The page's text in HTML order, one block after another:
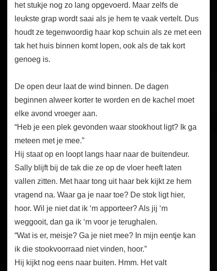
het stukje nog zo lang opgevoerd. Maar zelfs de
leukste grap wordt saai als je hem te vaak vertelt. Dus
houdt ze tegenwoordig haar kop schuin als ze met een
tak het huis binnen komt lopen, ook als de tak kort
genoeg is.
De open deur laat de wind binnen. De dagen
beginnen alweer korter te worden en de kachel moet
elke avond vroeger aan.
“Heb je een plek gevonden waar stookhout ligt? Ik ga
meteen met je mee.”
Hij staat op en loopt langs haar naar de buitendeur.
Sally blijft bij de tak die ze op de vloer heeft laten
vallen zitten. Met haar tong uit haar bek kijkt ze hem
vragend na. Waar ga je naar toe? De stok ligt hier,
hoor. Wil je niet dat ik ‘m apporteer? Als jij ‘m
weggooit, dan ga ik ‘m voor je terughalen.
“Wat is er, meisje? Ga je niet mee? In mijn eentje kan
ik die stookvoorraad niet vinden, hoor.”
Hij kijkt nog eens naar buiten. Hmm. Het valt